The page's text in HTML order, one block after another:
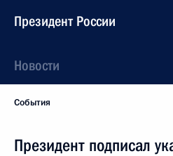
Президент России
Новости
События
Президент подписал